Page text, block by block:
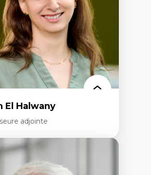
numériques
et droits numériques
des objets
relatives à l’intelligence
l’apprentissage machine et les
technologies
et nouvelles technologies
El Halwany
adjointe
pédagogiques des théories de